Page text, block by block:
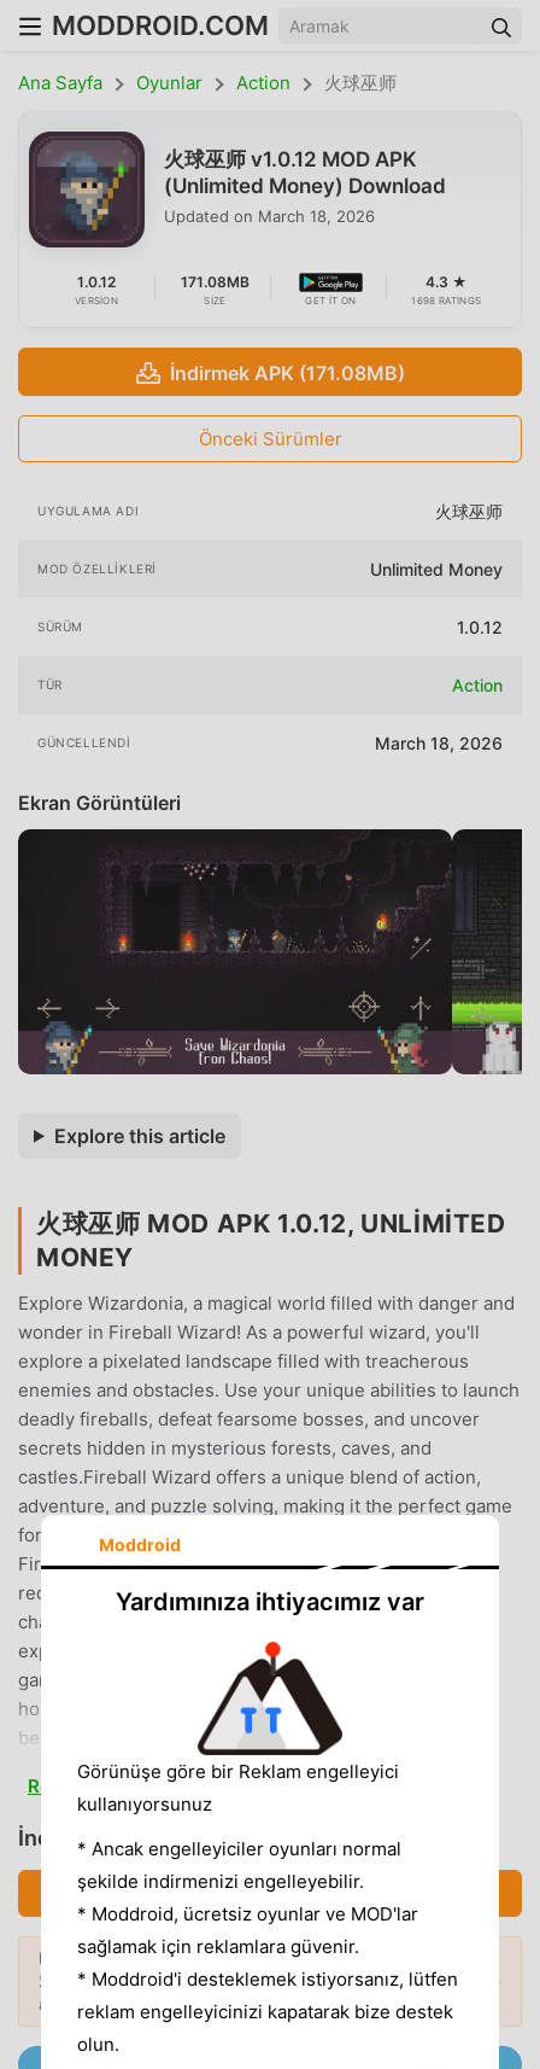
MODDROID.COM
Ana Sayfa Oyunlar Action 火球巫师
火球巫师 v1.0.12 MOD APK
(Unlimited Money) Download
Updated on March 18, 2026
1.0.12
VERSION
171.08MB
SIZE GET IT ON
4.3 ★
1698 RATINGS
İndirmek APK (171.08MB)
Önceki Sürümler
UYGULAMA ADI 火球巫师
MOD ÖZELLIKLERI Unlimited Money
SÜRÜM 1.0.12
TÜR Action
GÜNCELLENDI March 18, 2026
Ekran Görüntüleri
Explore this article
火球巫师 MOD APK 1.0.12, UNLIMITED
MONEY
Explore Wizardonia, a magical world filled with danger and
wonder in Fireball Wizard! As a powerful wizard, you'll
explore a pixelated landscape filled with treacherous
enemies and obstacles. Use your unique abilities to launch
deadly fireballs, defeat fearsome bosses, and uncover
secrets hidden in mysterious forests, caves, and
castles.Fireball Wizard offers a unique blend of action,
adventure, and puzzle solving, making it the perfect game
for anyone looking for an authentic gaming experience.
Fireball Wizard is free-to-try, an in-app purchase is
required to unlock the full game.With a variety of
challenging enemies and multiple environments to
explore, Fireball Wizard offers a magical and intense
gameplay experience that will keep you on your toes for
hours. Master your skills, upgrade your equipment and
become the ultimate fireball wizard as you progress
through the game's many levels.As you travel through the
game world, you will encounter a variety of puzzles and
obstacles that will test your skills and push you to the limit.
But never fear, as you progress, you'll unlock new abilities
and spells to aid you in your quest.Put on your wizard's
robe, grab your staff and get ready to become the ultimate
fireball wizard!Key Features:• Intense action-adventure
gameplay: Experience thrilling combat and explore a
pixelated world filled with danger and wonder.• Powerful
wizard abilities: Use your magic to launch deadly fireballs
and defeat fearsome bosses.• Challenging puzzles: Test
Read more
İndirmek 火球巫师 (MOD, Unlimited Money)
İndirmek APK (171.08MB)
Daha fazlasını keşfetmek ister misiniz?
2026'ninen popüler Mod APK'larınagöz
atın.
Popüler Modlar →
Moddroid
Yardımınıza ihtiyacımız var
Görünüşe göre bir Reklam engelleyici
kullanıyorsunuz
* Ancak engelleyiciler oyunları normal
şekilde indirmenizi engelleyebilir.
* Moddroid, ücretsiz oyunlar ve MOD'lar
sağlamak için reklamlara güvenir.
* Moddroid'i desteklemek istiyorsanız, lütfen
reklam engelleyicinizi kapatarak bize destek
olun.